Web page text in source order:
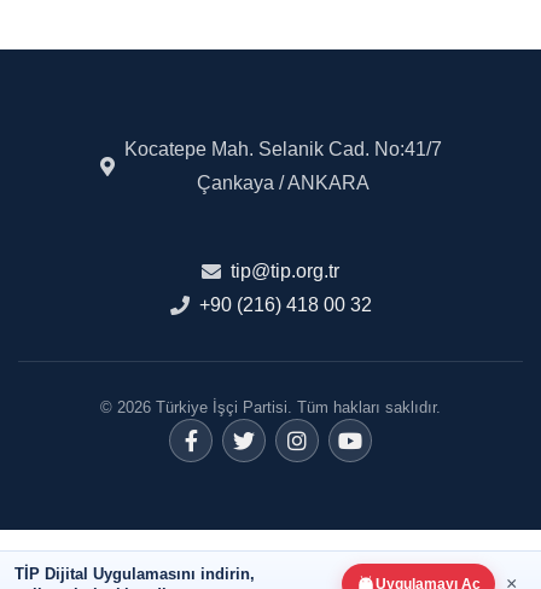
TİP Dijital Uygulamasını indirin,
Uygulamayı Aç ×
Kocatepe Mah. Selanik Cad. No:41/7
Çankaya / ANKARA
tip@tip.org.tr
+90 (216) 418 00 32
© 2026 Türkiye İşçi Partisi. Tüm hakları saklıdır.